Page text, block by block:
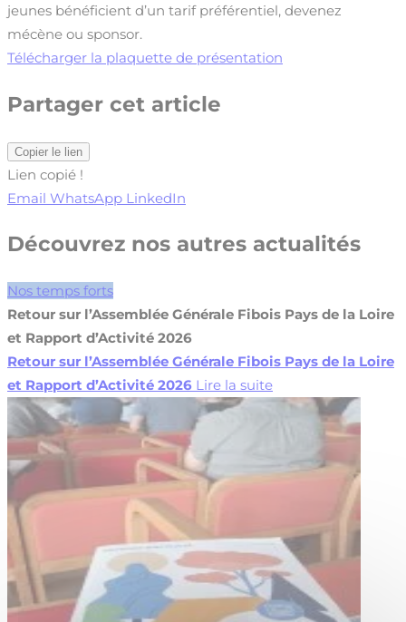
jeunes bénéficient d’un tarif préférentiel, devenez
mécène ou sponsor.
Télécharger la plaquette de présentation
Partager cet article
Copier le lien
Lien copié !
Email WhatsApp LinkedIn
Découvrez nos autres actualités
Nos temps forts
Retour sur l’Assemblée Générale Fibois Pays de la Loire
et Rapport d’Activité 2026
Retour sur l’Assemblée Générale Fibois Pays de la Loire
et Rapport d’Activité 2026 Lire la suite